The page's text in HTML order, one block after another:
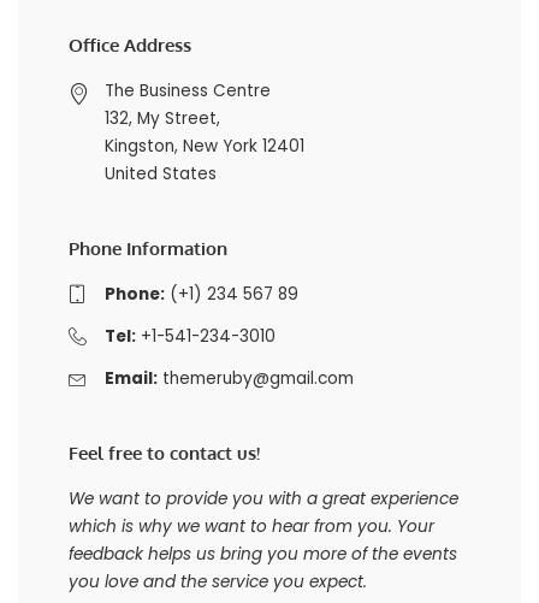
Office Address
The Business Centre
132, My Street,
Kingston, New York 12401
United States
Phone Information
Phone:(+1) 234 567 89
Tel:+1-541-234-3010
Email: themeruby@gmail.com
Feel free to contact us!
We want to provide you with a great experience
which is why we want to hear from you. Your
feedback helps us bring you more of the events
you love and the service you expect.